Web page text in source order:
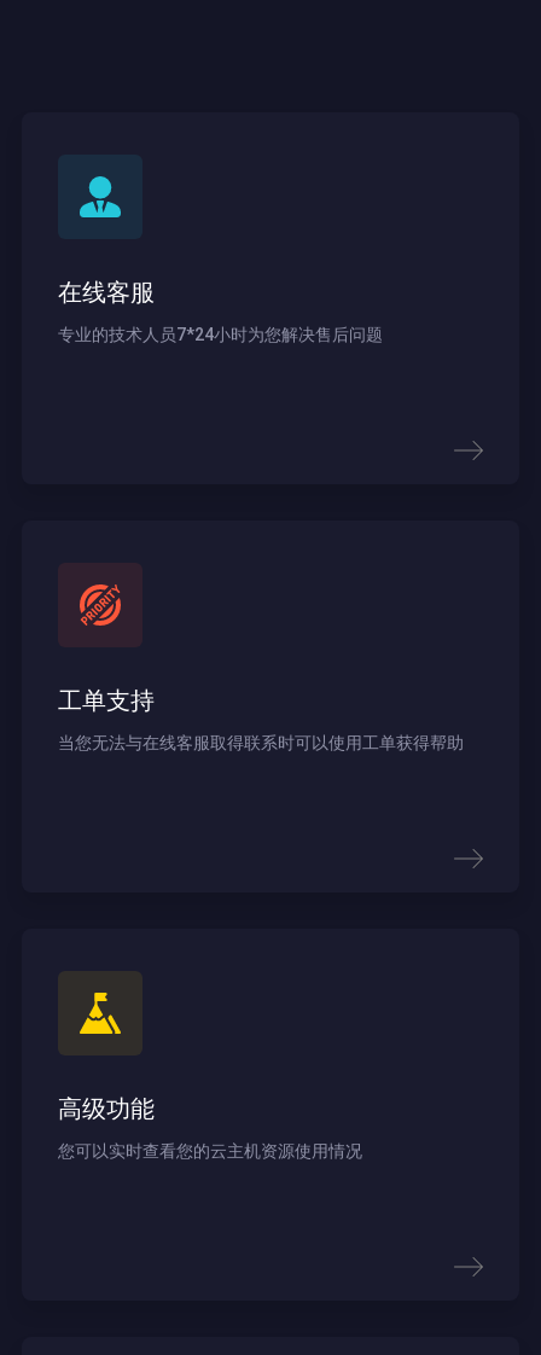
在线客服
专业的技术人员7*24小时为您解决售后问题
工单支持
当您无法与在线客服取得联系时可以使用工单获得帮助
高级功能
您可以实时查看您的云主机资源使用情况